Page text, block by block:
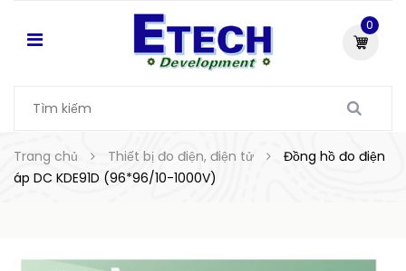
0
Trang chủ Thiết bị đo điện, điện tử
Đồng hồ đo điện
áp DC KDE91D (96*96/10-1000V)